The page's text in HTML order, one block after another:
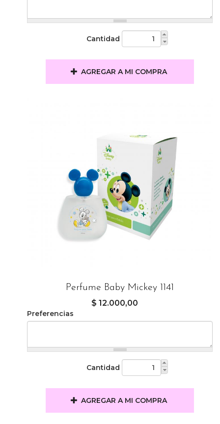
Cantidad
AGREGAR A MI COMPRA
Perfume Baby Mickey 1141
$ 12.000,00
Preferencias
Cantidad
AGREGAR A MI COMPRA